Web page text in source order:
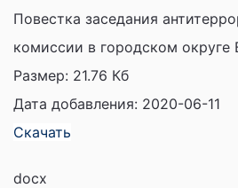
Повестка заседания
комиссии в городском
Размер: 21.76 Кб
Дата добавления: 2020-06-11
Скачать
docx